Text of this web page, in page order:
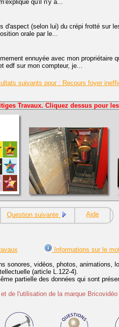
qu'il n'y a...
d'aspect (selon lui) du crépi frotté sur
orale par le...
ennuyée avec mon propriétaire
edf sur mon compteur, je...
suivants pour : Recours foyer
Travaux. Cliquez dessus pour
Question suivante Aide
Informations sur le
sonores, vidéos, photos, animations,
(article L.122-4).
partielle des données qui sont
de l'utilisation de la marque